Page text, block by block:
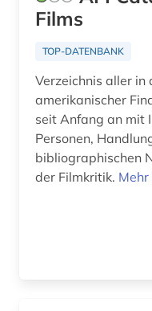
fachportal (3)
fachzeitschrift (1)
Films
TOP-DATENBANK
Verzeichnis aller in
amerikanischer
seit Anfang an mit
Personen,
bibliographischen
der Filmkritik.